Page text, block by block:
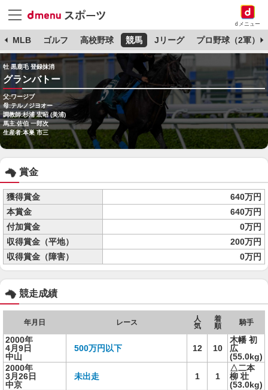
dメニュー
MLB ゴルフ 高校野球 競馬 Jリーグ プロ野球（2軍）
牡 黒鹿毛 登録抹消
グランバトー
父:ワージブ
母:テルノジヨオー
調教師:杉浦 宏昭 (美浦)
馬主:佐伯 一郎次
生産者:本巣 市三
賞金
獲得賞金
640万円
本賞金
640万円
付加賞金
0万円
収得賞金（平地）
200万円
収得賞金（障害）
0万円
競走成績
年月日 レース
人
気
着
順
騎手
2000年
4月9日
中山
500万円以下 12 10
木幡 初
広
(55.0kg)
2000年
3月26日
中京
未出走 1 1
△二本
柳 壮
(53.0kg)